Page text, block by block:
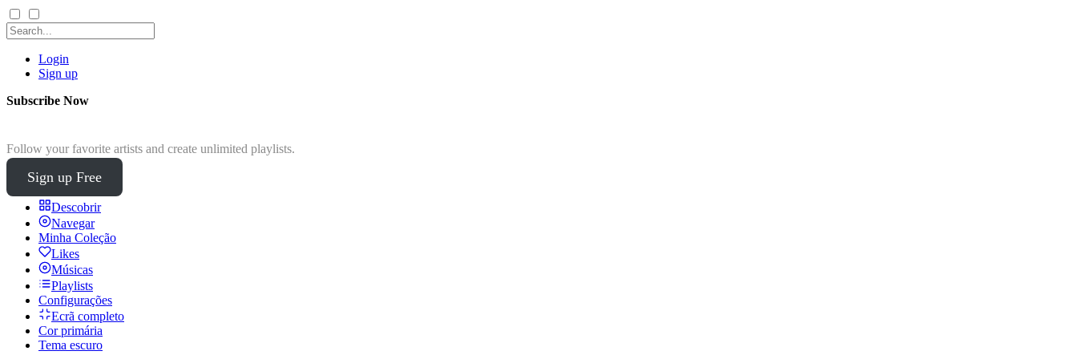
Login
Sign up
Subscribe Now
Follow your favorite artists and create unlimited playlists.
Sign up Free
Descobrir
Navegar
Minha Coleção
Likes
Músicas
Playlists
Configurações
Ecrã completo
Cor primária
Tema escuro